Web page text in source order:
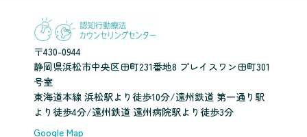
〒430-0944
静岡県浜松市中央区田町231番地8 プレイスワン田町301
号室
東海道本線 浜松駅より徒歩10分/遠州鉄道 第一通り駅
より徒歩4分/遠州鉄道 遠州病院駅より徒歩3分
Google Map